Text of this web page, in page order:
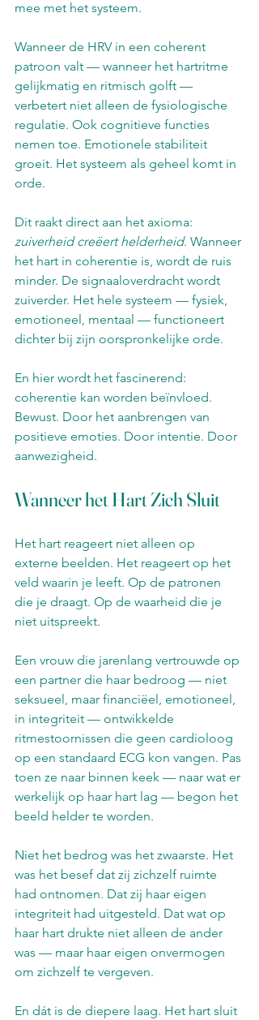
mee met het systeem.
Wanneer de HRV in een coherent
patroon valt — wanneer het hartritme
gelijkmatig en ritmisch golft —
verbetert niet alleen de fysiologische
regulatie. Ook cognitieve functies
nemen toe. Emotionele stabiliteit
groeit. Het systeem als geheel komt in
orde.
Dit raakt direct aan het axioma:
zuiverheid creëert helderheid. Wanneer
het hart in coherentie is, wordt de ruis
minder. De signaaloverdracht wordt
zuiverder. Het hele systeem — fysiek,
emotioneel, mentaal — functioneert
dichter bij zijn oorspronkelijke orde.
En hier wordt het fascinerend:
coherentie kan worden beïnvloed.
Bewust. Door het aanbrengen van
positieve emoties. Door intentie. Door
aanwezigheid.
Wanneer het Hart Zich Sluit
Het hart reageert niet alleen op
externe beelden. Het reageert op het
veld waarin je leeft. Op de patronen
die je draagt. Op de waarheid die je
niet uitspreekt.
Een vrouw die jarenlang vertrouwde op
een partner die haar bedroog — niet
seksueel, maar financiëel, emotioneel,
in integriteit — ontwikkelde
ritmestoornissen die geen cardioloog
op een standaard ECG kon vangen. Pas
toen ze naar binnen keek — naar wat er
werkelijk op haar hart lag — begon het
beeld helder te worden.
Niet het bedrog was het zwaarste. Het
was het besef dat zij zichzelf ruimte
had ontnomen. Dat zij haar eigen
integriteit had uitgesteld. Dat wat op
haar hart drukte niet alleen de ander
was — maar haar eigen onvermogen
om zichzelf te vergeven.
En dát is de diepere laag. Het hart sluit